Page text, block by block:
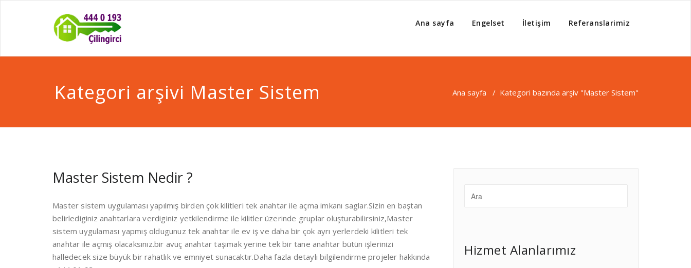
Ana sayfa Engelset İletişim Referanslarimiz
Kategori arşivi Master Sistem Ana sayfa / Kategori bazında arşiv "Master Sistem"
Master Sistem Nedir ?
Master sistem uygulaması yapılmış birden çok kilitleri tek anahtar ile açma imkanı saglar.Sizin en baştan
belirlediginiz anahtarlara verdiginiz yetkilendirme ile kilitler üzerinde gruplar oluşturabilirsiniz,Master
sistem uygulaması yapmış oldugunuz tek anahtar ile ev iş ve daha bir çok ayrı yerlerdeki kilitleri tek
anahtar ile açmış olacaksınız.bir avuç anahtar taşımak yerine tek bir tane anahtar bütün işlerinizi
halledecek size büyük bir rahatlık ve emniyet sunacaktır.Daha fazla detaylı bilgilendirme projeler hakkında
Hizmet Alanlarımız